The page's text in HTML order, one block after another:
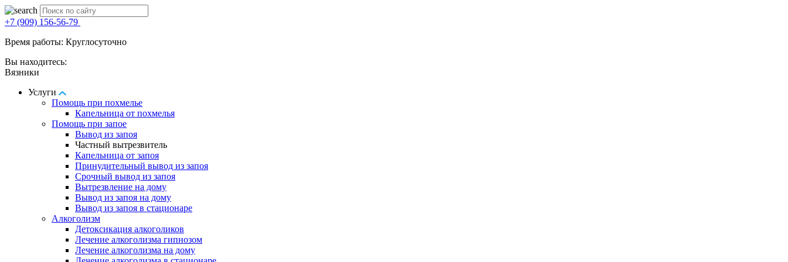
+7 (909) 156-56-79
Время работы: Круглосуточно
Вы находитесь:
Вязники
Услуги
Помощь при похмелье
Капельница от похмелья
Помощь при запое
Вывод из запоя
Частный вытрезвитель
Капельница от запоя
Принудительный вывод из запоя
Срочный вывод из запоя
Вытрезвление на дому
Вывод из запоя на дому
Вывод из запоя в стационаре
Алкоголизм
Детоксикация алкоголиков
Лечение алкоголизма гипнозом
Лечение алкоголизма на дому